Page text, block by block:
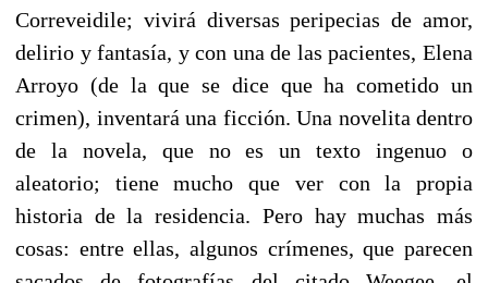
Correveidile; vivirá diversas peripecias de amor,
delirio y fantasía, y con una de las pacientes, Elena
Arroyo (de la que se dice que ha cometido un
crimen), inventará una ficción. Una novelita dentro
de la novela, que no es un texto ingenuo o
aleatorio; tiene mucho que ver con la propia
historia de la residencia. Pero hay muchas más
cosas: entre ellas, algunos crímenes, que parecen